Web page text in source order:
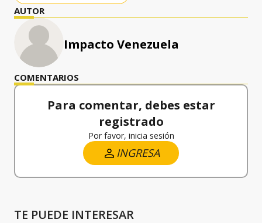
AUTOR
Impacto Venezuela
COMENTARIOS
Para comentar, debes estar
registrado
Por favor, inicia sesión
INGRESA
TE PUEDE INTERESAR